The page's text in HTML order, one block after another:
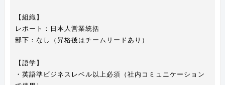
【組織】
レポート：日本人営業統括
部下：なし（昇格後はチームリードあり）
【語学】
・英語準ビジネスレベル以上必須（社内コミュニケーション